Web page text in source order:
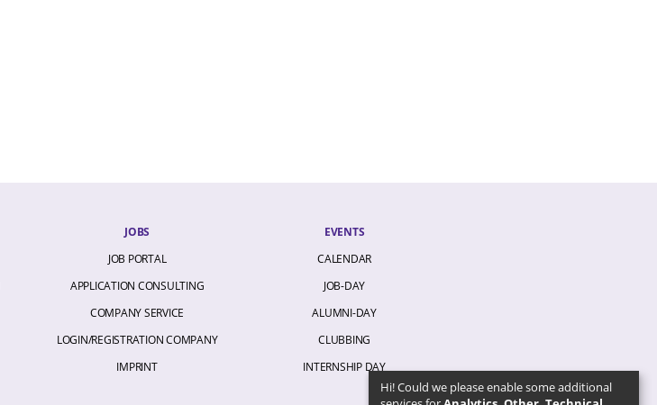
JOBS
JOB PORTAL
APPLICATION CONSULTING
COMPANY SERVICE
LOGIN/REGISTRATION COMPANY
IMPRINT
EVENTS
CALENDAR
JOB-DAY
ALUMNI-DAY
CLUBBING
INTERNSHIP DAY
Hi! Could we please enable some additional